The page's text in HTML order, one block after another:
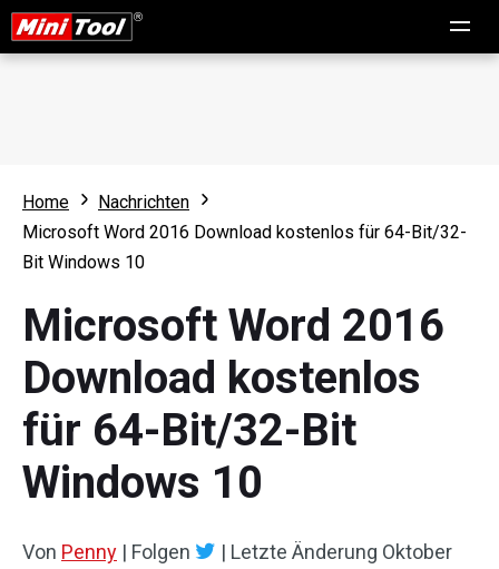
Home
Nachrichten
Microsoft Word 2016 Download kostenlos für 64-Bit/32-
Bit Windows 10
Microsoft Word 2016
Download kostenlos
für 64-Bit/32-Bit
Windows 10
Von Penny | Folgen | Letzte Änderung Oktober